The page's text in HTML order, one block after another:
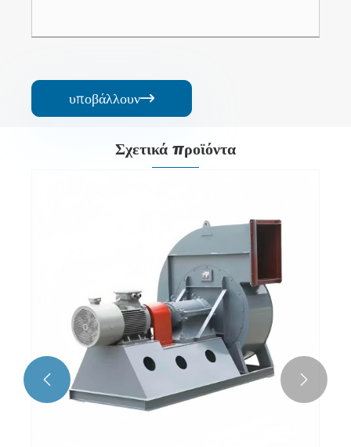
υποβάλλουν
Σχετικά προϊόντα
 